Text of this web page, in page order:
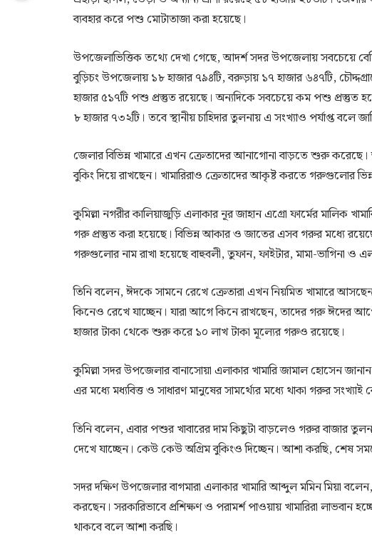
ব্যবহার করে পশু মোটাতাজা করা হয়েছে।
উপজেলাভিত্তিক তথ্যে দেখা গেছে, আদর্শ সদর উপজেলায় সবচেয়ে
বুড়িচং উপজেলায় ১৮ হাজার ৭৯৪টি, বরুড়ায় ১৭ হাজার ৬৪৭টি,
হাজার ৫১৭টি পশু প্রস্তুত রয়েছে। অন্যদিকে সবচেয়ে কম পশু প্রস্তুত
৮ হাজার ৭৩২টি। তবে স্থানীয় চাহিদার তুলনায় এ সংখ্যাও পর্যাপ্ত বলে
জেলার বিভিন্ন খামারে এখন ক্রেতাদের আনাগোনা বাড়তে শুরু
বুকিং দিয়ে রাখছেন। খামারিরাও ক্রেতাদের আকৃষ্ট করতে গরুগুলোর
কুমিল্লা নগরীর কালিয়াজুড়ি এলাকার নূর জাহান এগ্রো ফার্মের মালিক
গরু প্রস্তুত করা হয়েছে। বিভিন্ন আকার ও জাতের এসব গরুর মধ্যে
গরুগুলোর নাম রাখা হয়েছে বাহুবলী, তুফান, ফাইটার, মামা-ভাগিনা ও
তিনি বলেন, ঈদকে সামনে রেখে ক্রেতারা এখন নিয়মিত খামারে
কিনেও রেখে যাচ্ছেন। যারা আগে কিনে রাখছেন, তাদের গরু ঈদের
হাজার টাকা থেকে শুরু করে ১০ লাখ টাকা মূল্যের গরুও রয়েছে।
কুমিল্লা সদর উপজেলার বানাসোয়া এলাকার খামারি জামাল হোসেন
এর মধ্যে মধ্যবিত্ত ও সাধারণ মানুষের সামর্থ্যের মধ্যে থাকা গরুর সংখ্যাই
তিনি বলেন, এবার পশুর খাবারের দাম কিছুটা বাড়লেও গরুর বাজার
দেখে যাচ্ছেন। কেউ কেউ অগ্রিম বুকিংও দিচ্ছেন। আশা করছি, শেষ
সদর দক্ষিণ উপজেলার বাগমারা এলাকার খামারি আব্দুল মমিন মিয়া
করছেন। সরকারিভাবে প্রশিক্ষণ ও পরামর্শ পাওয়ায় খামারিরা লাভবান
থাকবে বলে আশা করছি।